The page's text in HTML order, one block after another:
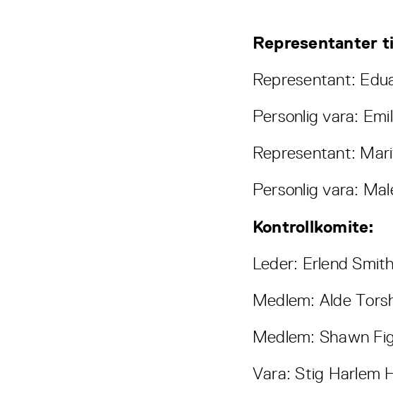
Representanter
Representant:
Personlig vara:
Representant:
Personlig vara:
Kontrollkomite:
Leder: Erlend
Medlem: Alde
Medlem: Shawn
Vara: Stig Harlem